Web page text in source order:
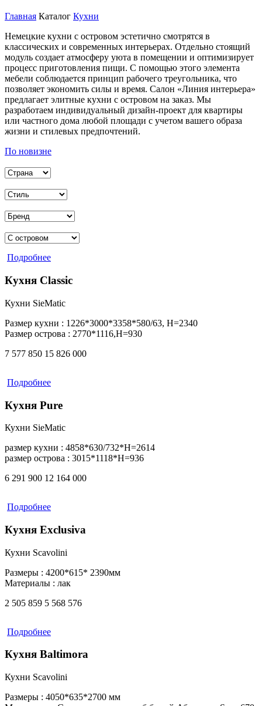
Главная Каталог Кухни
Немецкие кухни с островом эстетично смотрятся в
классических и современных интерьерах. Отдельно стоящий
модуль создает атмосферу уюта в помещении и оптимизирует
процесс приготовления пищи. С помощью этого элемента
мебели соблюдается принцип рабочего треугольника, что
позволяет экономить силы и время. Салон «Линия интерьера»
предлагает элитные кухни с островом на заказ. Мы
разработаем индивидуальный дизайн-проект для квартиры
или частного дома любой площади с учетом вашего образа
жизни и стилевых предпочтений.
По новизне
Подробнее
Кухня Classic
Кухни SieMatic
Размер кухни : 1226*3000*3358*580/63, Н=2340
Размер острова : 2770*1116,Н=930
7 577 850 15 826 000
Подробнее
Кухня Pure
Кухни SieMatic
размер кухни : 4858*630/732*H=2614
размер острова : 3015*1118*H=936
6 291 900 12 164 000
Подробнее
Кухня Exclusiva
Кухни Scavolini
Размеры : 4200*615* 2390мм
Материалы : лак
2 505 859 5 568 576
Подробнее
Кухня Baltimora
Кухни Scavolini
Размеры : 4050*635*2700 мм